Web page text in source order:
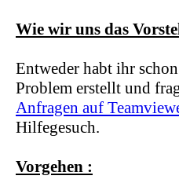
Wie wir uns das
Entweder habt ihr
Problem erstellt und
Anfragen auf
Hilfegesuch.
Vorgehen :